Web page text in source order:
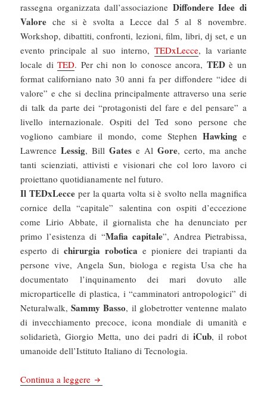
rassegna organizzata dall’associazione Diffondere Idee di
Valore che si è svolta a Lecce dal 5 al 8 novembre.
Workshop, dibattiti, confronti, lezioni, film, libri, dj set, e un
evento principale al suo interno, TEDxLecce, la variante
locale diTED. Per chi non lo conosce ancora, TEDè un
format californiano nato 30 anni fa per diffondere “idee di
valore” e che si declina principalmente attraverso una serie
di talk da parte dei “protagonisti del fare e del pensare” a
livello internazionale. Ospiti del Ted sono persone che
vogliono cambiare il mondo, come Stephen Hawkinge
LawrenceLessig, BillGates e Al Gore, certo, ma anche
tanti scienziati, attivisti e visionari che col loro lavoro ci
proiettano quotidianamente nel futuro.
Il TEDxLecce per la quarta volta si è svolto nella magnifica
cornice della “capitale” salentina con ospiti d’eccezione
come Lirio Abbate, il giornalista che ha denunciato per
primo l’esistenza di “Mafia capitale”, Andrea Pietrabissa,
esperto dichirurgia robotica e pioniere dei trapianti da
persone vive, Angela Sun, biologa e regista Usa che ha
documentato l’inquinamento dei mari dovuto alle
microparticelle di plastica, i “camminatori antropologici” di
Neturalwalk,Sammy Basso, il globetrotter ventenne malato
di invecchiamento precoce, icona mondiale di umanità e
solidarietà, Giorgio Metta, uno dei padri di iCub, il robot
umanoide dell’Istituto Italiano di Tecnologia.
Continua a leggere Chefuturo! Perché ci è piaciuto il TEDxLecce